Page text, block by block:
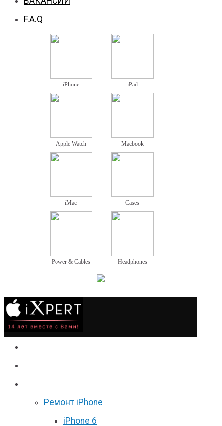
F.A.Q
iPhone iPad
Apple Watch Macbook
iMac Cases
Power & Cables Headphones
Ремонт iPhone
iPhone 6